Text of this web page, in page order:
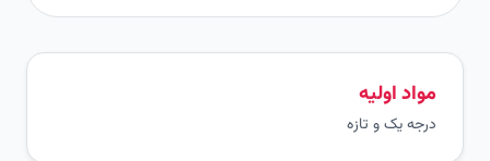
مواد اولیه
درجه یک و تازه